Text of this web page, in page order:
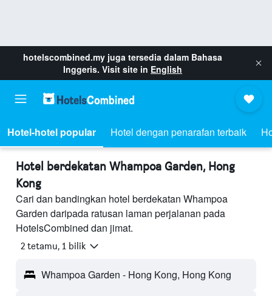
hotelscombined.my juga tersedia dalam Bahasa
Inggeris. Visit site in English
Hotel-hotel popular Hotel dengan penarafan terbaik
Hotel berdekatan Whampoa Garden, Hong
Kong
Cari dan bandingkan hotel berdekatan Whampoa
Garden daripada ratusan laman perjalanan pada
HotelsCombined dan jimat.
2 tetamu, 1 bilik
Whampoa Garden - Hong Kong, Hong Kong